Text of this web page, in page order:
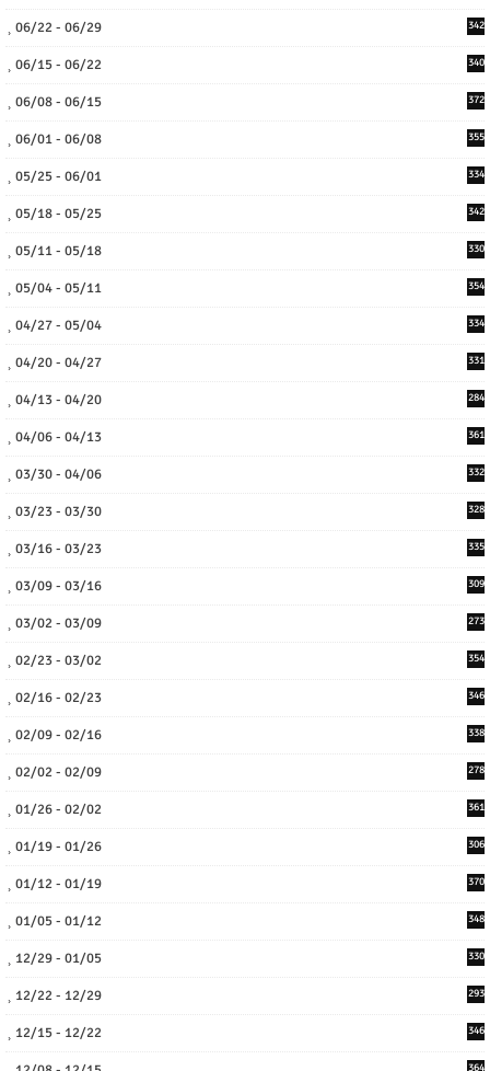
06/22 - 06/29 342
06/15 - 06/22 340
06/08 - 06/15 372
06/01 - 06/08 355
05/25 - 06/01 334
05/18 - 05/25 342
05/11 - 05/18 330
05/04 - 05/11 354
04/27 - 05/04 334
04/20 - 04/27 331
04/13 - 04/20 284
04/06 - 04/13 361
03/30 - 04/06 332
03/23 - 03/30 328
03/16 - 03/23 335
03/09 - 03/16 309
03/02 - 03/09 273
02/23 - 03/02 354
02/16 - 02/23 346
02/09 - 02/16 338
02/02 - 02/09 278
01/26 - 02/02 361
01/19 - 01/26 306
01/12 - 01/19 370
01/05 - 01/12 348
12/29 - 01/05 330
12/22 - 12/29 293
12/15 - 12/22 346
364